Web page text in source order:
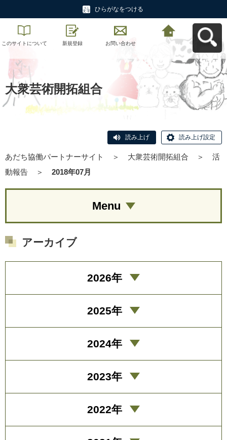
ひらがなをつける
このサイトについて 新規登録 お問い合わせ
あだち協働パートナ
ーサイトへ戻る
大衆芸術開拓組合
読み上げ 読み上げ設定
あだち協働パートナーサイト ＞ 大衆芸術開拓組合 ＞
活
動報告
＞ 2018年07月
Menu
アーカイブ
2026年
2025年
2024年
2023年
2022年